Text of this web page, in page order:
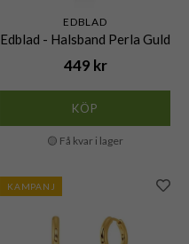
EDBLAD
Edblad - Halsband Perla Guld
449 kr
KÖP
🟡 Få kvar i lager
KAMPANJ